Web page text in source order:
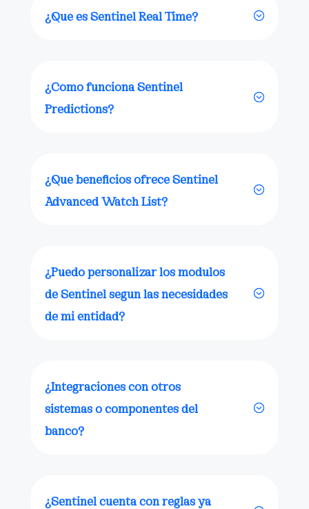
¿Qué es Sentinel Real Time?
¿Cómo funciona Sentinel
Predictions?
¿Qué beneficios ofrece Sentinel
Advanced Watch List?
¿Puedo personalizar los módulos
de Sentinel según las necesidades
de mi entidad?
¿Integraciones con otros
sistemas o componentes del
banco?
¿Sentinel cuenta con reglas ya